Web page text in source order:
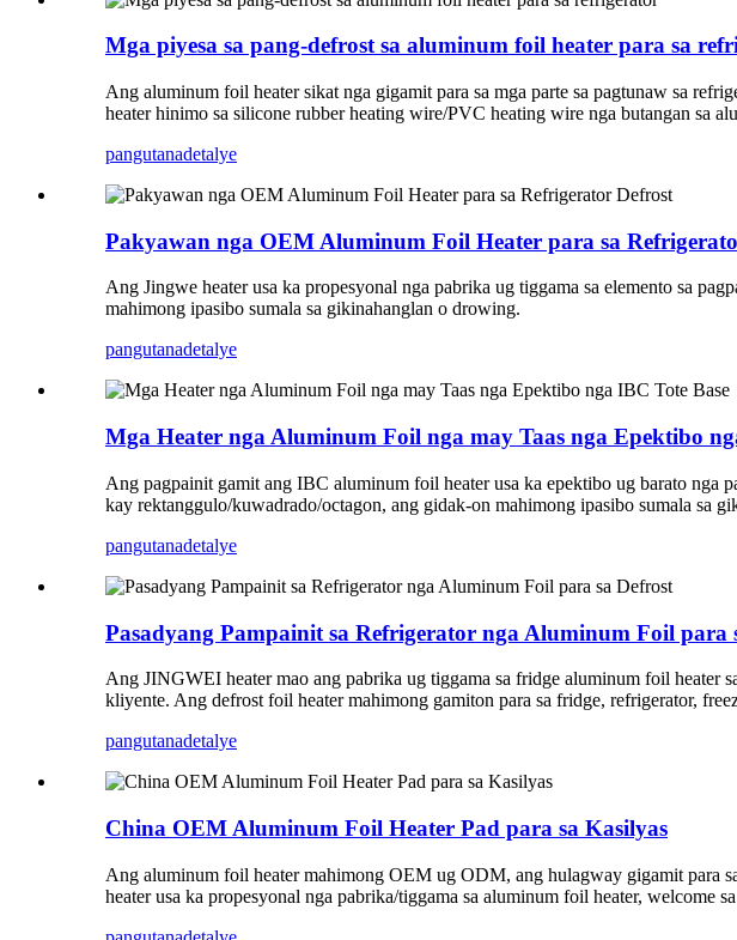
Mga piyesa sa pang-defrost sa aluminum foil heater para sa
Ang aluminum foil heater sikat nga gigamit para sa mga parte sa pagtunaw sa
heater hinimo sa silicone rubber heating wire/PVC heating wire nga butangan sa
pangutanadetalye
Pakyawan nga OEM Aluminum Foil Heater para sa
Ang Jingwe heater usa ka propesyonal nga pabrika ug tiggama sa elemento sa
mahimong ipasibo sumala sa gikinahanglan o drowing.
pangutanadetalye
Mga Heater nga Aluminum Foil nga may Taas nga Epektibo
Ang pagpainit gamit ang IBC aluminum foil heater usa ka epektibo ug barato nga
kay rektanggulo/kuwadrado/octagon, ang gidak-on mahimong ipasibo sumala sa
pangutanadetalye
Pasadyang Pampainit sa Refrigerator nga Aluminum Foil para
Ang JINGWEI heater mao ang pabrika ug tiggama sa fridge aluminum foil heater
kliyente. Ang defrost foil heater mahimong gamiton para sa fridge, refrigerator,
pangutanadetalye
China OEM Aluminum Foil Heater Pad para sa Kasilyas
Ang aluminum foil heater mahimong OEM ug ODM, ang hulagway gigamit para
heater usa ka propesyonal nga pabrika/tiggama sa aluminum foil heater, welcome